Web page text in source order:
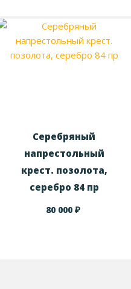
Серебряный
напрестольный
крест. позолота,
серебро 84 пр
80 000₽